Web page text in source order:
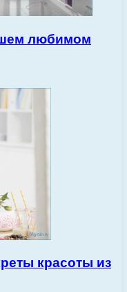
любимом
красоты из